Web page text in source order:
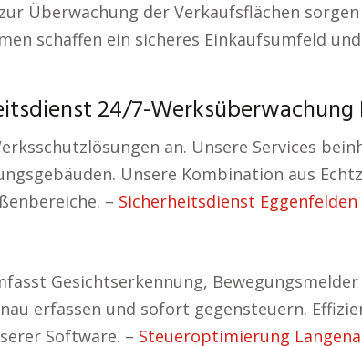
Überwachung der Verkaufsflächen
schaffen ein sicheres Einkaufsumfeld
24/7-Werksüberwachung
an. Unsere Services
Unsere Kombination aus
– Sicherheitsdienst Eggenfelden
Gesichtserkennung, Bewegungsmelder
erfassen und sofort gegensteuern.
Software. – Steueroptimierung